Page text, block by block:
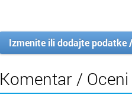
Izmenite ili dodajte podatke
Komentar / Oceni